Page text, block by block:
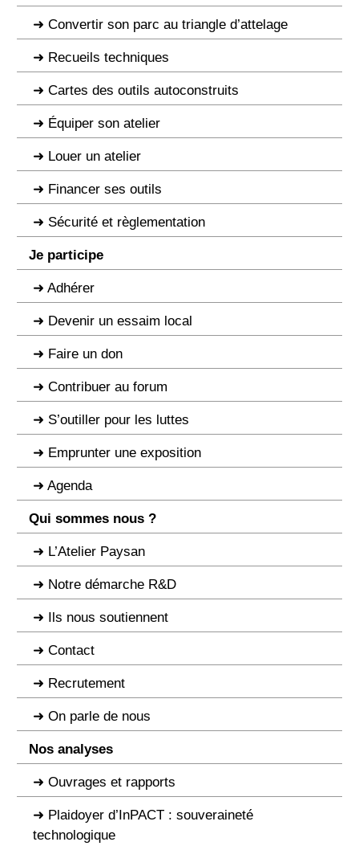
Convertir son parc au triangle d’attelage
Recueils techniques
Cartes des outils autoconstruits
Équiper son atelier
Louer un atelier
Financer ses outils
Sécurité et règlementation
Je participe
Adhérer
Devenir un essaim local
Faire un don
Contribuer au forum
S’outiller pour les luttes
Emprunter une exposition
Agenda
Qui sommes nous ?
L’Atelier Paysan
Notre démarche R&D
Ils nous soutiennent
Contact
Recrutement
On parle de nous
Nos analyses
Ouvrages et rapports
Plaidoyer d’InPACT : souveraineté
technologique